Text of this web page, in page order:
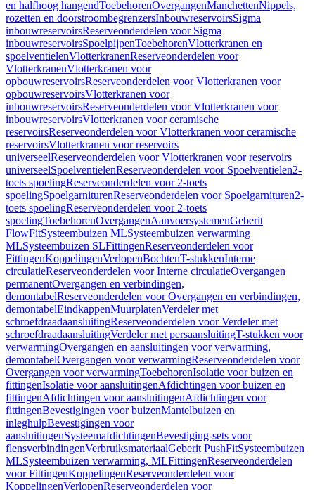
en halfhoog hangendToebehorenOvergangenManchettenNippels,
rozetten en doorstroombegrenzersInbouwreservoirsSigma
inbouwreservoirsReserveonderdelen voor Sigma
inbouwreservoirsSpoelpijpenToebehorenVlotterkranen en
spoelventielenVlotterkranenReserveonderdelen voor
VlotterkranenVlotterkranen voor
opbouwreservoirsReserveonderdelen voor Vlotterkranen voor
opbouwreservoirsVlotterkranen voor
inbouwreservoirsReserveonderdelen voor Vlotterkranen voor
inbouwreservoirsVlotterkranen voor ceramische
reservoirsReserveonderdelen voor Vlotterkranen voor ceramische
reservoirsVlotterkranen voor reservoirs
universeelReserveonderdelen voor Vlotterkranen voor reservoirs
universeelSpoelventielenReserveonderdelen voor Spoelventielen2-
toets spoelingReserveonderdelen voor 2-toets
spoelingSpoelgarniturenReserveonderdelen voor Spoelgarnituren2-
toets spoelingReserveonderdelen voor 2-toets
spoelingToebehorenOvergangenAanvoersystemenGeberit
FlowFitSysteembuizen MLSysteembuizen verwarming
MLSysteembuizen SLFittingenReserveonderdelen voor
FittingenKoppelingenVerlopenBochtenT-stukkenInterne
circulatieReserveonderdelen voor Interne circulatieOvergangen
permanentOvergangen en verbindingen,
demontabelReserveonderdelen voor Overgangen en verbindingen,
demontabelEindkappenMuurplatenVerdeler met
schroefdraadaansluitingReserveonderdelen voor Verdeler met
schroefdraadaansluitingVerdeler met persaansluitingT-stukken voor
verwarmingOvergangen en aansluitingen voor verwarming,
demontabelOvergangen voor verwarmingReserveonderdelen voor
Overgangen voor verwarmingToebehorenIsolatie voor buizen en
fittingenIsolatie voor aansluitingenAfdichtingen voor buizen en
fittingenAfdichtingen voor aansluitingenAfdichtingen voor
fittingenBevestigingen voor buizenMantelbuizen en
inleghulpBevestigingen voor
aansluitingenSysteemafdichtingenBevestiging-sets voor
flensverbindingenVerbruiksmateriaalGeberit PushFitSysteembuizen
MLSysteembuizen verwarming, MLFittingenReserveonderdelen
voor FittingenKoppelingenReserveonderdelen voor
KoppelingenVerlopenReserveonderdelen voor